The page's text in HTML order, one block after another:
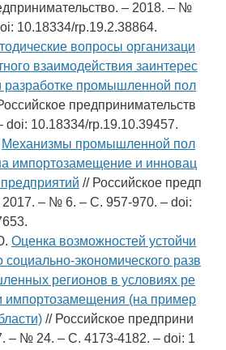
– 2018. – №
10.18334/rp.19.2.38864.
вопросы организаци
взаимодействия заинтерес
разработке промышленной пол
предпринимательств
10.18334/rp.19.10.39457.
Механизмы промышленной пол
импортозамещение и инновац
// Российское предп
2017. – № 6. – С. 957-970. – doi:
Оценка возможностей устойчи
социально-экономического разв
регионов в условиях ре
импортозамещения (на пример
// Российское предприни
– № 24. – С. 4173-4182. – doi: 1